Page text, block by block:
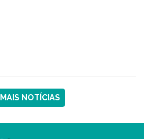
MAIS NOTÍCIAS